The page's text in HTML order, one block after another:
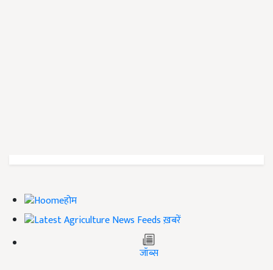
होम
ख़बरें
जॉब्स